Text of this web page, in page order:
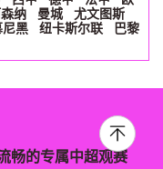
森纳 曼城
尤文图斯
尼黑 纽卡斯尔联
巴黎
畅的专属中超观赛